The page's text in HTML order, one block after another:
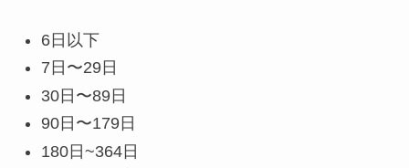
6日以下
7日〜29日
30日〜89日
90日〜179日
180日~364日